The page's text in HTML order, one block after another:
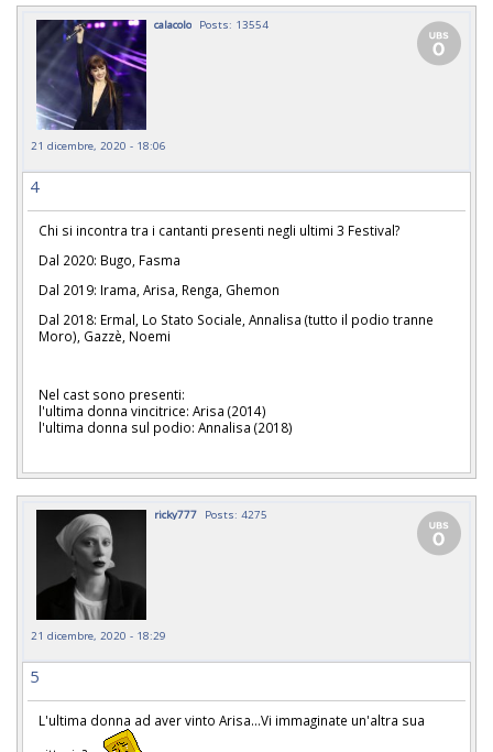
calacolo Posts: 13554
21 dicembre, 2020 - 18:06
4
Chi si incontra tra i cantanti presenti negli ultimi 3 Festival?
Dal 2020: Bugo, Fasma
Dal 2019: Irama, Arisa, Renga, Ghemon
Dal 2018: Ermal, Lo Stato Sociale, Annalisa (tutto il podio tranne
Moro), Gazzè, Noemi
Nel cast sono presenti:
l'ultima donna vincitrice: Arisa (2014)
l'ultima donna sul podio: Annalisa (2018)
ricky777 Posts: 4275
21 dicembre, 2020 - 18:29
5
L'ultima donna ad aver vinto Arisa...Vi immaginate un'altra sua